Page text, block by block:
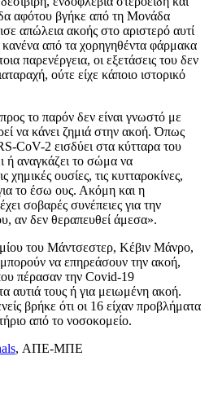
αφότου βγήκε από τη Μονάδα
απώλεια ακοής στο αριστερό αυτί
κανένα από τα χορηγηθέντα φάρμακα
παρενέργεια, οι εξετάσεις του δεν
ούτε είχε κάποιο ιστορικό
το παρόν δεν είναι γνωστό με
να κάνει ζημιά στην ακοή. Όπως
CoV-2 εισδύει στα κύτταρα του
ή αναγκάζει το σώμα να
ουσίες, τις κυτταροκίνες,
το έσω ους. Ακόμη και η
σοβαρές συνέπειες για την
αν δεν θεραπευθεί άμεσα».
του Μάντσεστερ, Κέβιν Μάνρο,
μπορούν να επηρεάσουν την ακοή,
πέρασαν την Covid-19
αυτιά τους ή για μειωμένη ακοή.
βρήκε ότι οι 16 είχαν προβλήματα
από το νοσοκομείο.
, ΑΠΕ-ΜΠΕ